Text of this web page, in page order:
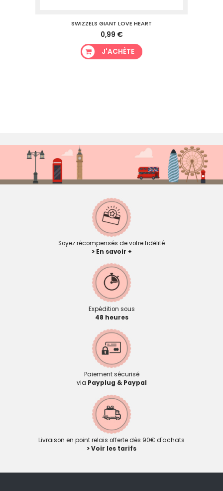
SWIZZELS GIANT LOVE HEART
0,99 €
J'ACHÈTE
Soyez récompensés de votre fidélité
> En savoir +
Expédition sous
48 heures
Paiement sécurisé
via Payplug & Paypal
Livraison en point relais offerte dès 90€ d'achats
> Voir les tarifs